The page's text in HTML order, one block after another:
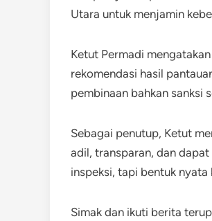
Utara untuk menjamin
Ketut Permadi
rekomendasi hasil
pembinaan bahkan sanksi
Sebagai penutup, Ketut
adil, transparan, dan dapat
inspeksi, tapi bentuk
Simak dan ikuti berita